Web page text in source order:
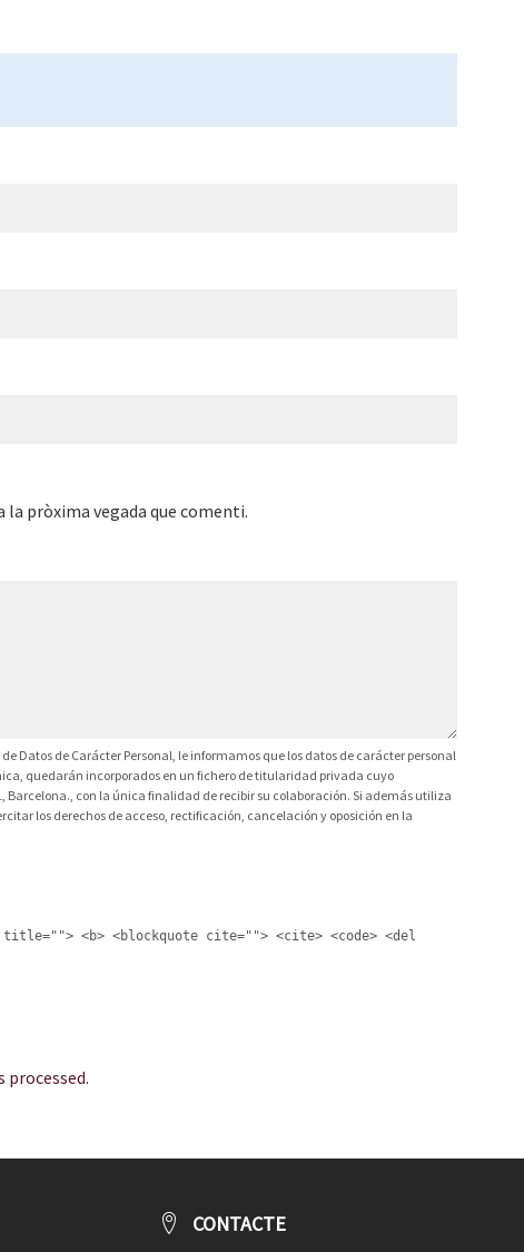
la pròxima vegada que comenti.
Datos de Carácter Personal, le informamos que los datos de carácter personal
quedarán incorporados en un fichero de titularidad privada cuyo
Barcelona., con la única finalidad de recibir su colaboración. Si además utiliza
los derechos de acceso, rectificación, cancelación y oposición en la
<b> <blockquote cite=""> <cite> <code> <del
processed.
CONTACTE